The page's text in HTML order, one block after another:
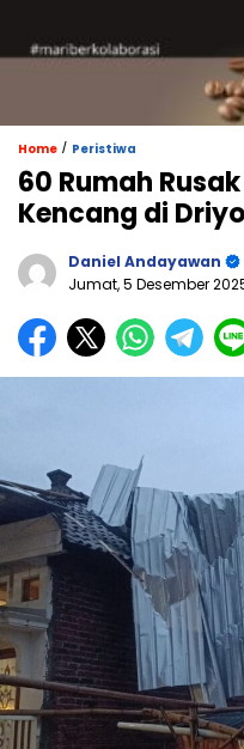
Home / Peristiwa
60 Rumah
Kencang di
Daniel Andayawan
Jumat, 5 Desember